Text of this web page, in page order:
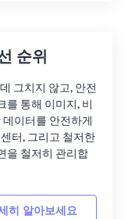
순위
그치지 않고, 안전
통해 이미지, 비
이터를 안전하게
터, 그리고 철저한
을 철저히 관리합
히 알아보세요